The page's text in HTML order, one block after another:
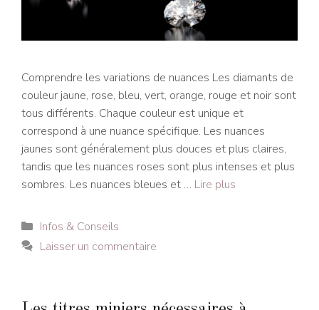
Comprendre les variations de nuances Les diamants de
couleur jaune, rose, bleu, vert, orange, rouge et noir sont
tous différents. Chaque couleur est unique et
correspond à une nuance spécifique. Les nuances
jaunes sont généralement plus douces et plus claires,
tandis que les nuances roses sont plus intenses et plus
sombres. Les nuances bleues et … Lire plus
Catégories
Infos & Conseils
Laisser un commentaire